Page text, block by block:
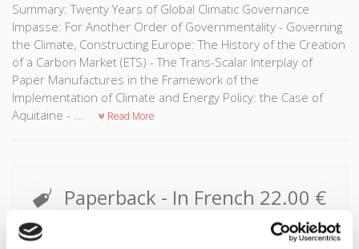
Summary: Twenty Years of Global Climatic Governance
Impasse: For Another Order of Governmentality - Governing
the Climate, Constructing Europe: The History of the Creation
of a Carbon Market (ETS) - The Trans-Scalar Interplay of
Paper Manufactures in the Framework of the
Implementation of Climate and Energy Policy: the Case of
Aquitaine - ...
Read More
Paperback - In French 22.00 €
Buy